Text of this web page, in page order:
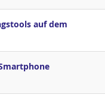
auf dem